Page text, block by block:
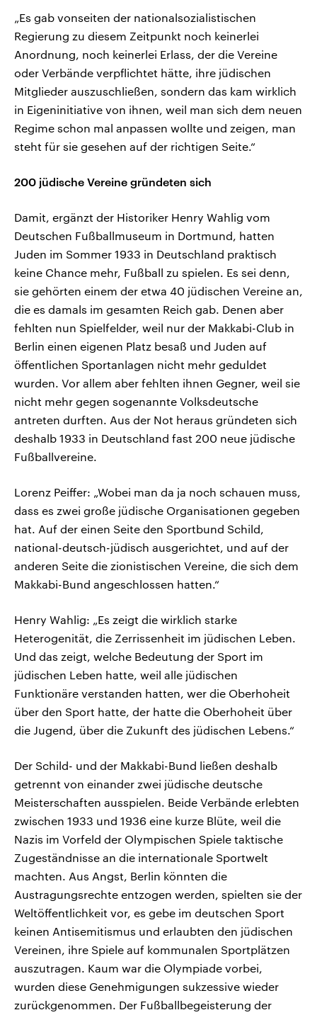
„Es gab vonseiten der nationalsozialistischen
Regierung zu diesem Zeitpunkt noch keinerlei
Anordnung, noch keinerlei Erlass, der die Vereine
oder Verbände verpflichtet hätte, ihre jüdischen
Mitglieder auszuschließen, sondern das kam wirklich
in Eigeninitiative von ihnen, weil man sich dem neuen
Regime schon mal anpassen wollte und zeigen, man
steht für sie gesehen auf der richtigen Seite.“
200 jüdische Vereine gründeten sich
Damit, ergänzt der Historiker Henry Wahlig vom
Deutschen Fußballmuseum in Dortmund, hatten
Juden im Sommer 1933 in Deutschland praktisch
keine Chance mehr, Fußball zu spielen. Es sei denn,
sie gehörten einem der etwa 40 jüdischen Vereine an,
die es damals im gesamten Reich gab. Denen aber
fehlten nun Spielfelder, weil nur der Makkabi-Club in
Berlin einen eigenen Platz besaß und Juden auf
öffentlichen Sportanlagen nicht mehr geduldet
wurden. Vor allem aber fehlten ihnen Gegner, weil sie
nicht mehr gegen sogenannte Volksdeutsche
antreten durften. Aus der Not heraus gründeten sich
deshalb 1933 in Deutschland fast 200 neue jüdische
Fußballvereine.
Lorenz Peiffer: „Wobei man da ja noch schauen muss,
dass es zwei große jüdische Organisationen gegeben
hat. Auf der einen Seite den Sportbund Schild,
national-deutsch-jüdisch ausgerichtet, und auf der
anderen Seite die zionistischen Vereine, die sich dem
Makkabi-Bund angeschlossen hatten.“
Henry Wahlig: „Es zeigt die wirklich starke
Heterogenität, die Zerrissenheit im jüdischen Leben.
Und das zeigt, welche Bedeutung der Sport im
jüdischen Leben hatte, weil alle jüdischen
Funktionäre verstanden hatten, wer die Oberhoheit
über den Sport hatte, der hatte die Oberhoheit über
die Jugend, über die Zukunft des jüdischen Lebens.“
Der Schild- und der Makkabi-Bund ließen deshalb
getrennt von einander zwei jüdische deutsche
Meisterschaften ausspielen. Beide Verbände erlebten
zwischen 1933 und 1936 eine kurze Blüte, weil die
Nazis im Vorfeld der Olympischen Spiele taktische
Zugeständnisse an die internationale Sportwelt
machten. Aus Angst, Berlin könnten die
Austragungsrechte entzogen werden, spielten sie der
Weltöffentlichkeit vor, es gebe im deutschen Sport
keinen Antisemitismus und erlaubten den jüdischen
Vereinen, ihre Spiele auf kommunalen Sportplätzen
auszutragen. Kaum war die Olympiade vorbei,
wurden diese Genehmigungen sukzessive wieder
zurückgenommen. Der Fußballbegeisterung der